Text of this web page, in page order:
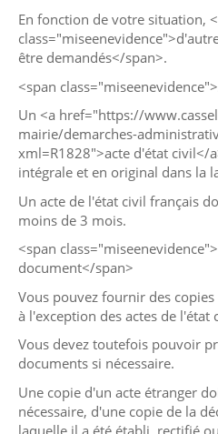
En fonction de votre situation,
être demandés</span>.
<span
Un <a href="https://
mairie/demarches-
xml=R1828">acte d'état civil</
intégrale et en original dans la
Un acte de l'état civil français
moins de 3 mois.
<span
document</span>
Vous pouvez fournir des
à l'exception des actes de l'état
Vous devez toutefois pouvoir
documents si nécessaire.
Une copie d'un acte étranger
nécessaire, d'une copie de la
laquelle il a été établi, rectifié